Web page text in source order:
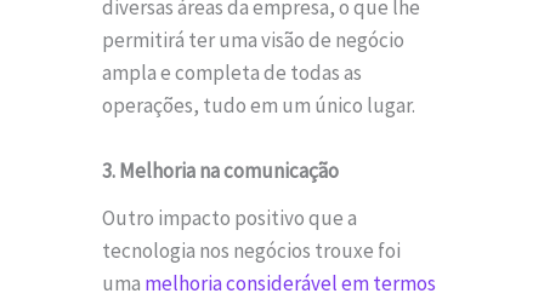
diversas áreas da empresa, o que lhe
permitirá ter uma visão de negócio
ampla e completa de todas as
operações, tudo em um único lugar.
3. Melhoria na comunicação
Outro impacto positivo que a
tecnologia nos negócios trouxe foi
uma melhoria considerável em termos